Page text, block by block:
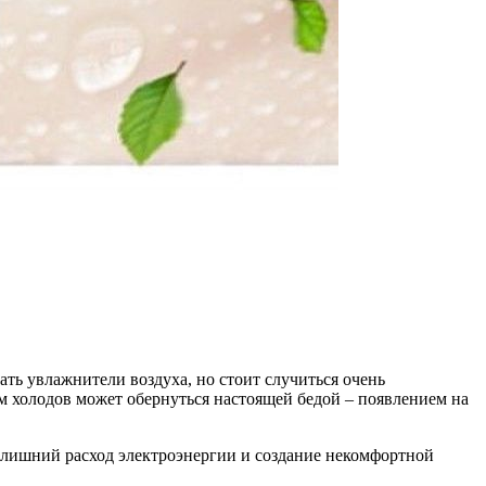
увлажнители воздуха, но стоит случиться очень
может обернуться настоящей бедой – появлением на
расход электроэнергии и создание некомфортной